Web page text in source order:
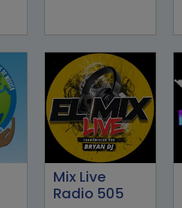
Mix Live
Radio 505